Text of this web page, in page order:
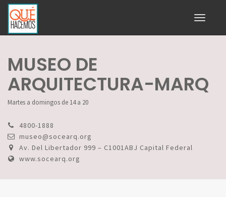
Toggle
MUSEO DE
ARQUITECTURA-MARQ
Martes a domingos de 14 a 20
4800-1888
museo@socearq.org
Av. Del Libertador 999 – C1001ABJ Capital Federal
www.socearq.org